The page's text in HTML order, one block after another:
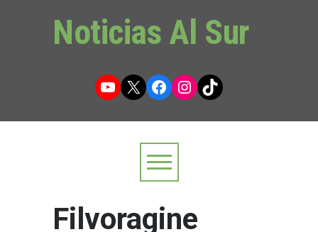
Noticias Al Sur
YouTube
X Facebook
Instagram
TikTok
Filvoragine